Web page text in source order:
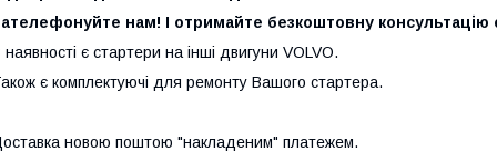
нам! І отримайте безкоштовну консультацію
наявності є стартери на інші двигуни VOLVO.
є комплектуючі для ремонту Вашого стартера.
новою поштою "накладеним" платежем.